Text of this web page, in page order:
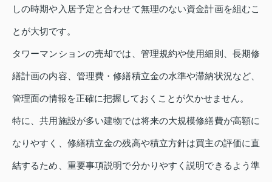
しの時期や入居予定と合わせて無理のない資金計画を組むこ
とが大切です。
タワーマンションの売却では、管理規約や使用細則、長期修
繕計画の内容、管理費・修繕積立金の水準や滞納状況など、
管理面の情報を正確に把握しておくことが欠かせません。
特に、共用施設が多い建物では将来の大規模修繕費が高額に
なりやすく、修繕積立金の残高や積立方針は買主の評価に直
結するため、重要事項説明で分かりやすく説明できるよう準